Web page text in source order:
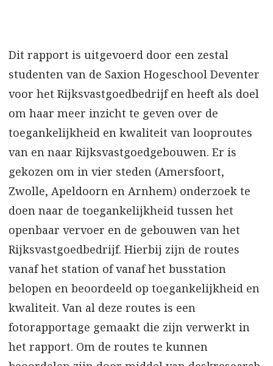
Dit rapport is uitgevoerd door een zestal
studenten van de Saxion Hogeschool Deventer
voor het Rijksvastgoedbedrijf en heeft als doel
om haar meer inzicht te geven over de
toegankelijkheid en kwaliteit van looproutes
van en naar Rijksvastgoedgebouwen. Er is
gekozen om in vier steden (Amersfoort,
Zwolle, Apeldoorn en Arnhem) onderzoek te
doen naar de toegankelijkheid tussen het
openbaar vervoer en de gebouwen van het
Rijksvastgoedbedrijf. Hierbij zijn de routes
vanaf het station of vanaf het busstation
belopen en beoordeeld op toegankelijkheid en
kwaliteit. Van al deze routes is een
fotorapportage gemaakt die zijn verwerkt in
het rapport. Om de routes te kunnen